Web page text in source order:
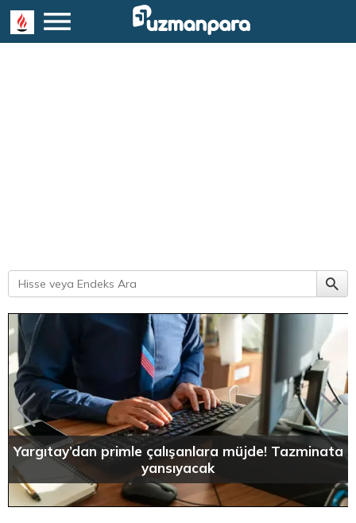
Yargıtay’dan primle çalışanlara müjde! Tazminata
yansıyacak